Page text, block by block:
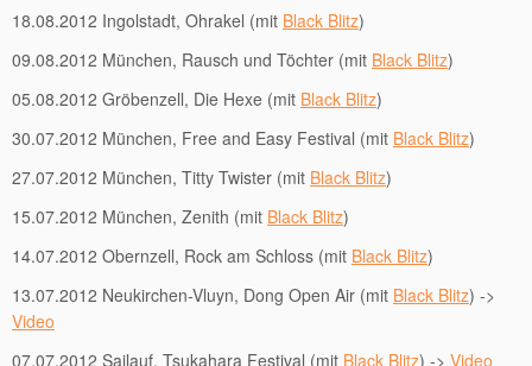
18.08.2012 Ingolstadt, Ohrakel (mit Black Blitz)
09.08.2012 München, Rausch und Töchter (mit Black Blitz)
05.08.2012 Gröbenzell, Die Hexe (mit Black Blitz)
30.07.2012 München, Free and Easy Festival (mit Black Blitz)
27.07.2012 München, Titty Twister (mit Black Blitz)
15.07.2012 München, Zenith (mit Black Blitz)
14.07.2012 Obernzell, Rock am Schloss (mit Black Blitz)
13.07.2012 Neukirchen-Vluyn, Dong Open Air (mit Black Blitz) ->
Video
07.07.2012 Sailauf, Tsukahara Festival (mit Black Blitz) -> Video